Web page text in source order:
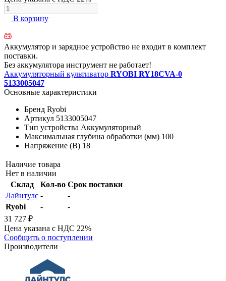
В корзину
Аккумулятор и зарядное устройство не входит в комплект
поставки.
Без аккумулятора инструмент не работает!
Аккумуляторный культиватор RYOBI RY18CVA-0
5133005047
Основные характеристики
Бренд Ryobi
Артикул 5133005047
Тип устройства Аккумуляторный
Максимальная глубина обработки (мм) 100
Напряжение (В) 18
Наличие товара
Нет в наличии
Склад
Кол-во Срок поставки
Лайнтулс -
-
Ryobi
-
-
31 727 ₽
Цена указана с НДС 22%
Сообщить о поступлении
Производители